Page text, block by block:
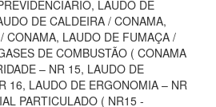
LAUDO DE
DE CALDEIRA / CONAMA,
CONAMA, LAUDO DE FUMAÇA /
DE COMBUSTÃO ( CONAMA
– NR 15, LAUDO DE
16, LAUDO DE ERGONOMIA – NR
PARTICULADO ( NR15 -